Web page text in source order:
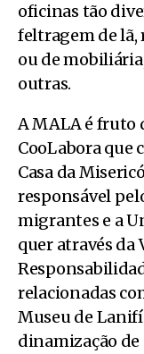
oficinas tão
feltragem de lã,
ou de
outras.
A MALA é fruto
CooLabora que
Casa da
responsável
migrantes e a
quer através da
relacionadas
Museu de
dinamização